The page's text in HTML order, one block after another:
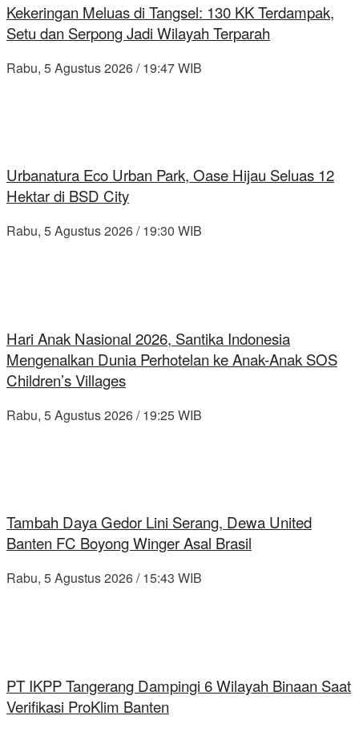
Kekeringan Meluas di Tangsel: 130 KK Terdampak,
Setu dan Serpong Jadi Wilayah Terparah
Rabu, 5 Agustus 2026 / 19:47 WIB
Urbanatura Eco Urban Park, Oase Hijau Seluas 12
Hektar di BSD City
Rabu, 5 Agustus 2026 / 19:30 WIB
Hari Anak Nasional 2026, Santika Indonesia
Mengenalkan Dunia Perhotelan ke Anak-Anak SOS
Children’s Villages
Rabu, 5 Agustus 2026 / 19:25 WIB
Tambah Daya Gedor Lini Serang, Dewa United
Banten FC Boyong Winger Asal Brasil
Rabu, 5 Agustus 2026 / 15:43 WIB
PT IKPP Tangerang Dampingi 6 Wilayah Binaan Saat
Verifikasi ProKlim Banten